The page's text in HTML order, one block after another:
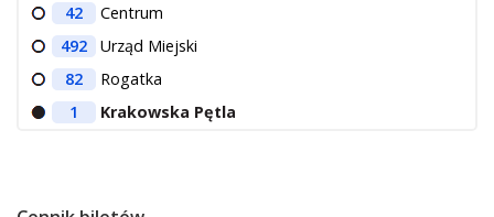
42
Centrum
492
Urząd Miejski
82
Rogatka
1
Krakowska Pętla